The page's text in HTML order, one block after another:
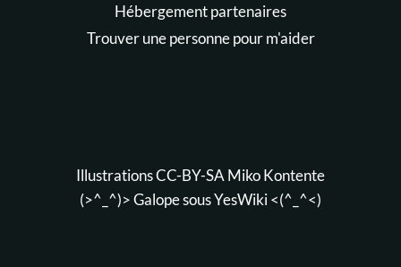
Hébergement partenaires
Trouver une personne pour m'aider
Illustrations CC-BY-SAMiko Kontente
(>^_^)> Galope sousYesWiki<(^_^<)